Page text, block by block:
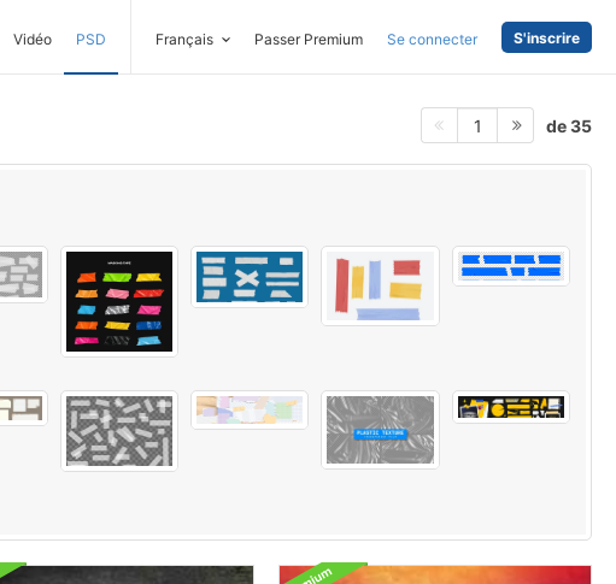
Vidéo PSD Français Passer Premium Se connecter S'inscrire
1 de 35